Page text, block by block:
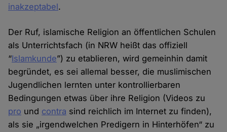
inakzeptabel.
Der Ruf, islamische Religion an öffentlichen Schulen
als Unterrichtsfach (in NRW heißt das offiziell
“Islamkunde”) zu etablieren, wird gemeinhin damit
begründet, es sei allemal besser, die muslimischen
Jugendlichen lernten unter kontrollierbaren
Bedingungen etwas über ihre Religion (Videos zu
pro und contra sind reichlich im Internet zu finden),
als sie „irgendwelchen Predigern in Hinterhöfen“ zu